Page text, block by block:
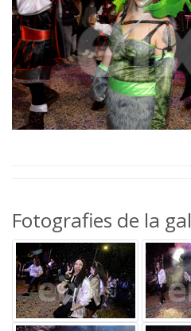
Fotografies de la